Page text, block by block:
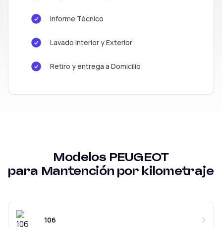
Informe Técnico
Lavado Interior y Exterior
Retiro y entrega a Domicilio
Modelos PEUGEOT
para Mantención por kilometraje
106